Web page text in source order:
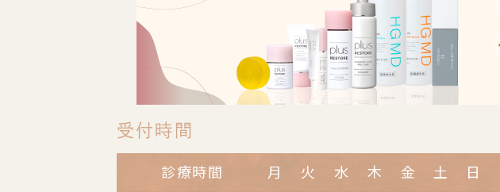
受付時間
診療時間 月 火 水 木 金 土
日